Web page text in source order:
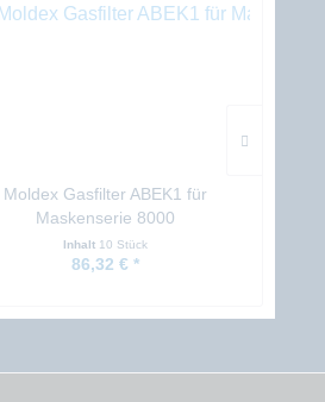
Moldex Gasfilter ABEK1 für
Maskenserie 8000
Inhalt 10 Stück
86,32 € *